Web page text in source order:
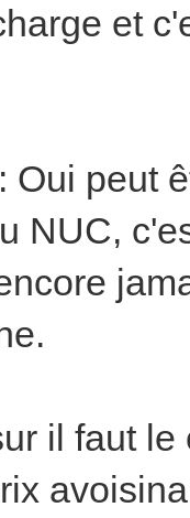
et
Oui peut
NUC,
il faut